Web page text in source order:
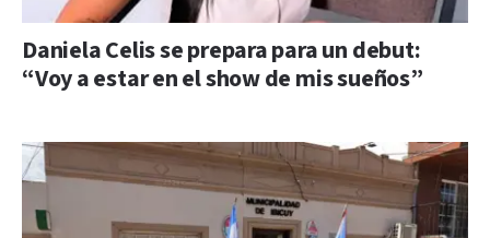
Daniela Celis se prepara para un debut:
“Voy a estar en el show de mis sueños”